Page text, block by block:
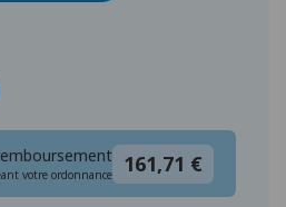
votre ordonnance 161,71 €